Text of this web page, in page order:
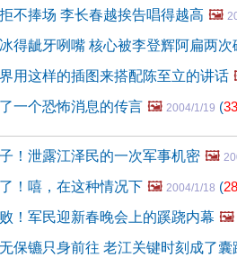
不捧场 李长春越挨告唱得越高 🖼️
得龇牙咧嘴 核心被李登辉阿扁两次
用这样的插图来搭配陈至立的讲话
一个恐怖消息的传言 🖼️ 2004/1/19 (
！泄露江泽民的一次军事机密 🖼️
！嘻，在这种情况下 🖼️ 2004/1/18 (
！军民迎新春晚会上的蹊跷内幕 🖼️
保镳只身前往 老江关键时刻成了囊